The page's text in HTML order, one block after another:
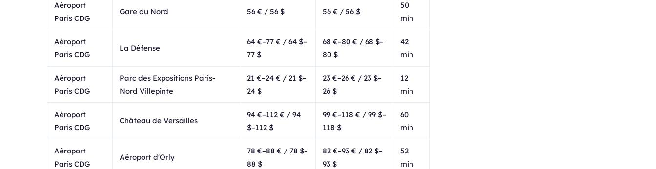
Aéroport
Paris CDG
Gare du Nord 56 € / 56 $ 56 € / 56 $
50
min
Aéroport
Paris CDG
La Défense
64 €–77 € / 64 $–
77 $
68 €–80 € / 68 $–
80 $
42
min
Aéroport
Paris CDG
Parc des Expositions Paris-
Nord Villepinte
21 €–24 € / 21 $–
24 $
23 €–26 € / 23 $–
26 $
12
min
Aéroport
Paris CDG
Château de Versailles
94 €–112 € / 94
$–112 $
99 €–118 € / 99 $–
118 $
60
min
Aéroport
Paris CDG
Aéroport d'Orly
78 €–88 € / 78 $–
88 $
82 €–93 € / 82 $–
93 $
52
min